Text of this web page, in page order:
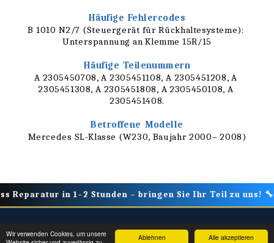
Alle akzeptieren
Ablehnen
Wir verwenden Cookies, um unsere
Häufige Fehlercodes
B 1010 N2/7 (Steuergerät für Rückhaltesysteme):
Unterspannung an Klemme 15R/15
Häufige Teilenummern
A 2305450708, A 2305451108, A 2305451208, A
2305451308, A 2305451808, A 2305450108, A
2305451408.
Betroffene Modelle
Mercedes SL-Klasse (W230, Baujahr 2000– 2008)
in 1–2 Stunden – bringen Sie Ihr Teil zu uns! 🔧
Zündschloss Reparatur (EZS)